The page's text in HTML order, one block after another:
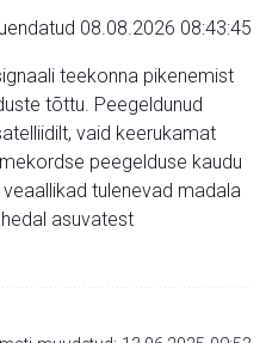
08.08.2026 08:43:45
teekonna pikenemist
tõttu. Peegeldunud
vaid keerukamat
peegelduse kaudu
tulenevad madala
asuvatest